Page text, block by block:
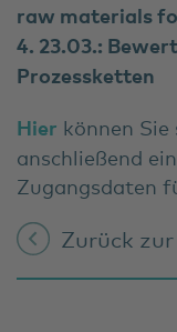
raw materials
4. 23.03.:
Prozessketten
Hier können
anschließend
Zugangsdaten
Zurück